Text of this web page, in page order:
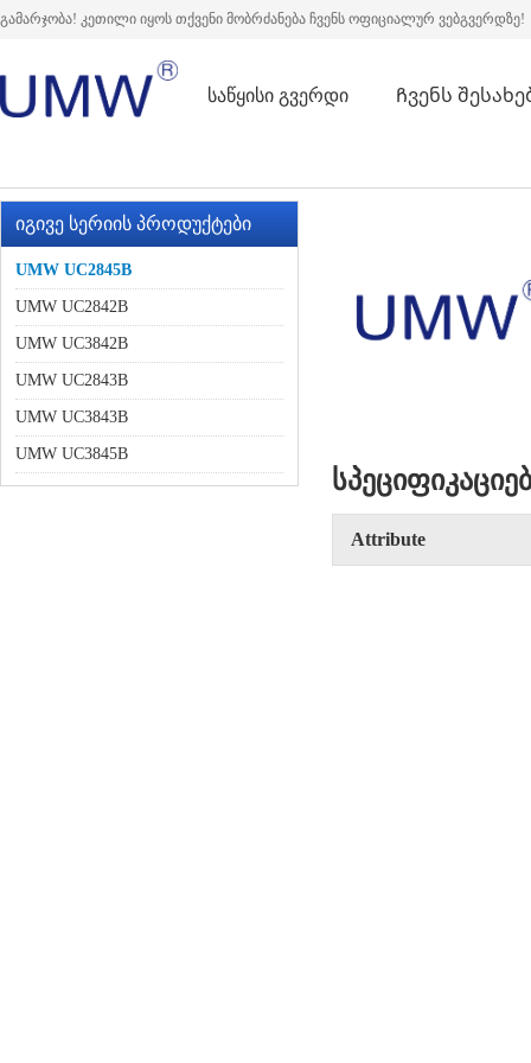
გამარჯობა! კეთილი იყოს თქვენი მობრძანება ჩვენს ოფიციალურ ვებგვერდზე!
საწყისი გვერდი Ჩვენს
იგივე სერიის პროდუქტები
UMW UC2845B
UMW UC2842B
UMW UC3842B
UMW UC2843B
UMW UC3843B
UMW UC3845B
Attribute